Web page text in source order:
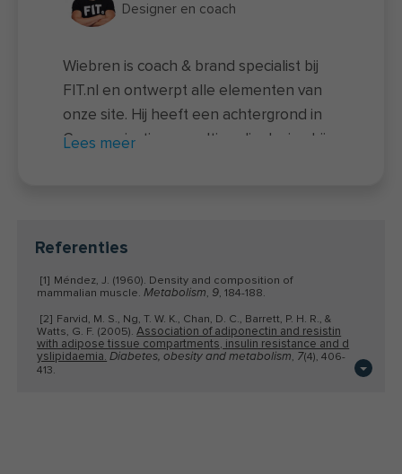
Designer en coach
Wiebren is coach & brand specialist bij
FIT.nl en ontwerpt alle elementen van
onze site. Hij heeft een achtergrond in
Communicatie en multimedia design bij
ontworpen en is hij verantwoordelijk
voor veel gezonde recepten op de site.
Lees meer
Referenties
[1] Méndez, J. (1960). Density and composition of
mammalian muscle.Metabolism, 9, 184-188.
[2] Farvid, M. S., Ng, T. W. K., Chan, D. C., Barrett, P. H. R., &
Watts, G. F. (2005).Association of adiponectin and resistin
with adipose tissue compartments, insulin resistance and d
yslipidaemia. Diabetes, obesity and metabolism, 7(4), 406-
413.